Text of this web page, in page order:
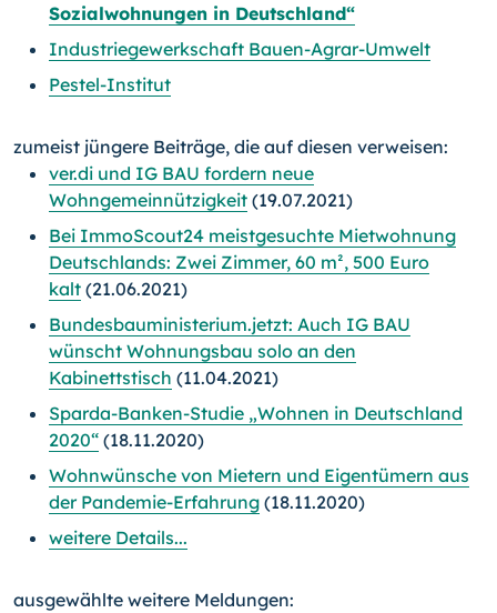
Sozialwohnungen in Deutschland“
Industriegewerkschaft Bauen-Agrar-Umwelt
Pestel-Institut
zumeist jüngere Beiträge, die auf diesen verweisen:
ver.di und IG BAU fordern neue
Wohngemeinnützigkeit (19.07.2021)
Bei ImmoScout24 meistgesuchte Mietwohnung
Deutschlands: Zwei Zimmer, 60 m², 500 Euro
kalt (21.06.2021)
Bundesbauministerium.jetzt: Auch IG BAU
wünscht Wohnungsbau solo an den
Kabinettstisch (11.04.2021)
Sparda-Banken-Studie „Wohnen in Deutschland
2020“ (18.11.2020)
Wohnwünsche von Mietern und Eigentümern aus
der Pandemie-Erfahrung (18.11.2020)
weitere Details...
ausgewählte weitere Meldungen: